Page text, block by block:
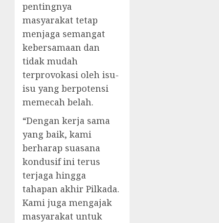
pentingnya
masyarakat tetap
menjaga semangat
kebersamaan dan
tidak mudah
terprovokasi oleh isu-
isu yang berpotensi
memecah belah.
“Dengan kerja sama
yang baik, kami
berharap suasana
kondusif ini terus
terjaga hingga
tahapan akhir Pilkada.
Kami juga mengajak
masyarakat untuk